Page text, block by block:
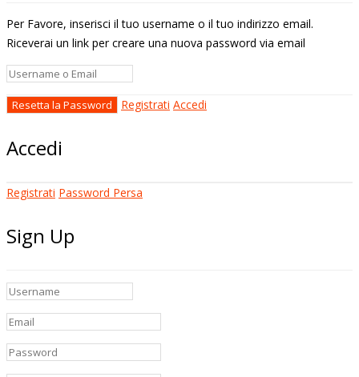
Per Favore, inserisci il tuo username o il tuo indirizzo email.
Riceverai un link per creare una nuova password via email
Registrati Accedi
Accedi
Registrati Password Persa
Sign Up